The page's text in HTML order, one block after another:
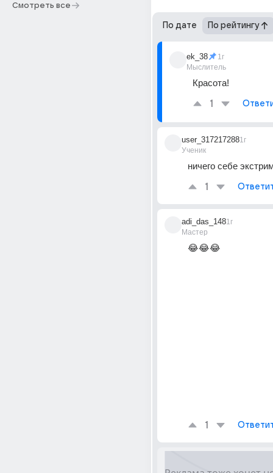
Смотреть все
По дате По рейтингу
ek_38
Мыслитель
1г
Красота!
1
user_317217288
Ученик
1г
ничего себе
1
adi_das_148
Мастер
1г
😂😂😂
1